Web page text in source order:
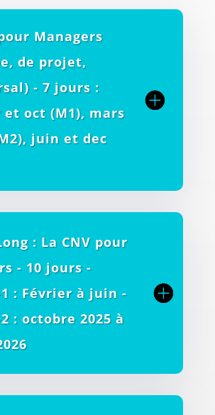
Managers
de projet,
- 7 jours :
et oct (M1), mars
juin et dec
: La CNV pour
- 10 jours -
1 : Février à juin -
: octobre 2025 à